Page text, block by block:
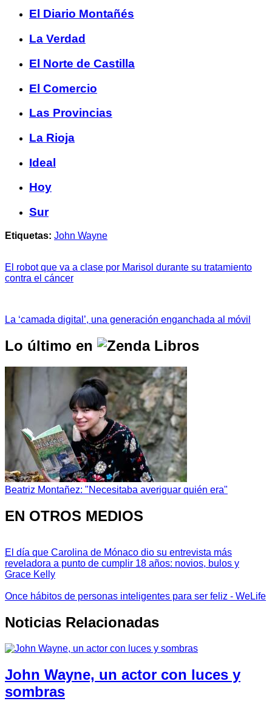
El Diario Montañés
La Verdad
El Norte de Castilla
El Comercio
Las Provincias
La Rioja
Ideal
Hoy
Sur
Etiquetas: John Wayne
El robot que va a clase por Marisol durante su tratamiento
contra el cáncer
La ‘camada digital’, una generación enganchada al móvil
Lo último en
Beatriz Montañez: "Necesitaba averiguar quién era"
EN OTROS MEDIOS
El día que Carolina de Mónaco dio su entrevista más
reveladora a punto de cumplir 18 años: novios, bulos y
Grace Kelly
Once hábitos de personas inteligentes para ser feliz - WeLife
Noticias Relacionadas
John Wayne, un actor con luces y
sombras